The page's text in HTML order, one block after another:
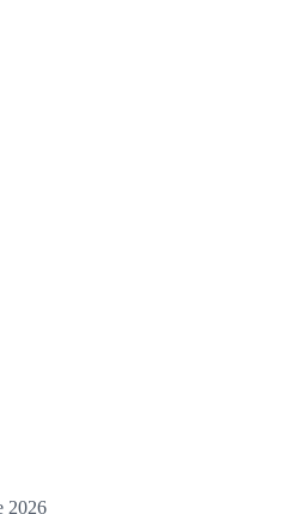
2026